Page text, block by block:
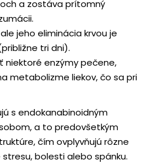
a zostáva prítomný
jeho eliminácia krvou je
tri dni).
niektoré enzýmy pečene,
metabolizme liekov, čo sa pri
s endokanabinoidným
a to predovšetkým
čím ovplyvňujú rôzne
bolesti alebo spánku.